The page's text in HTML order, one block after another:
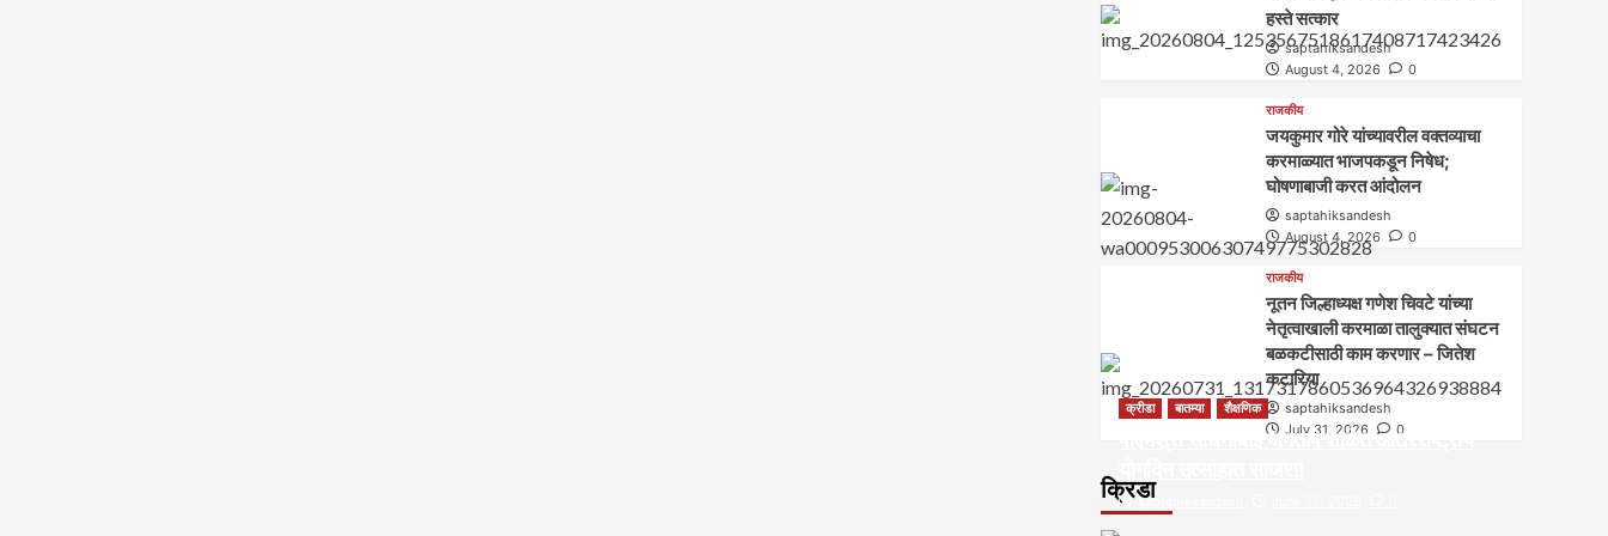
हस्ते सत्कार
saptahiksandesh
August 4, 2026
0
राजकीय
जयकुमार गोरे यांच्यावरील वक्तव्याचा
करमाळ्यात भाजपकडून निषेध;
घोषणाबाजी करत आंदोलन
saptahiksandesh
August 4, 2026
0
राजकीय
नूतन जिल्हाध्यक्ष गणेश चिवटे यांच्या
नेतृत्वाखाली करमाळा तालुक्यात संघटन
बळकटीसाठी काम करणार – जितेश
कटारिया
saptahiksandesh
July 31, 2026
0
क्रिडा
क्रीडा बातम्या शैक्षणिक
पीएमश्री साधनाबाई जगताप शाळेत आंतरराष्ट्रीय
saptahiksandesh